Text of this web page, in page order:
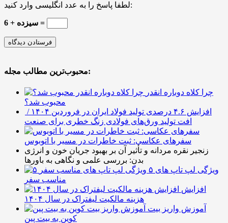
لطفا پاسخ را به عدد انگلیسی وارد کنید:
6 + سیزده =
محبوب‌ترین مطالب مجله:
چرا کلاه دوباره انقدر
محبوب شد؟
افزایش ۴.۶ درصدی تولید فولاد ایران در فروردین ۱۴۰۴ /
افت تولید ورق‌های فولادی زنگ خطری برای صنعت
سفرهای عکاسی: ثبت خاطرات در مسیر با اتوبوس
زنجیر نقره مردانه و تأثیر آن بر بهبود جریان خون و انرژی
بدن: بررسی علمی و نگاهی به باورها
۵ ویژگی لپ تاپ های
مناسب سفر
افزایش
هزینه مالکیت لیفتراک در سال ۱۴۰۴
آموزش واریز بیت
کوین به بیت پین